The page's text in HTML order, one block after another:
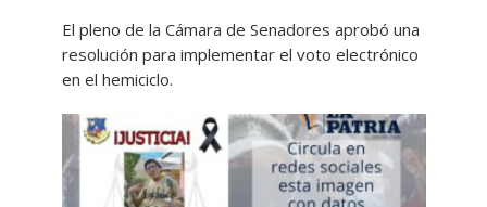
El pleno de la Cámara de Senadores aprobó una
resolución para implementar el voto electrónico
en el hemiciclo.